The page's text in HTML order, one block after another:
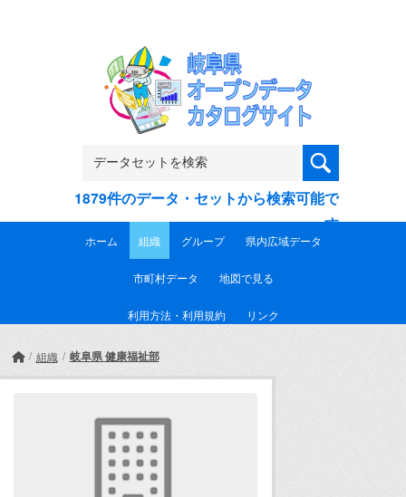
1879件のデータ・セットから検索可能で
す
ホーム 組織 グループ 県内広域データ
市町村データ 地図で見る
利用方法・利用規約 リンク
組織 岐阜県 健康福祉部